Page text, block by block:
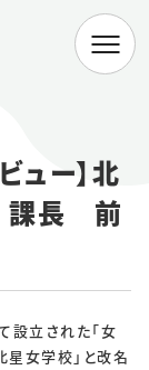
ュー】北
課長 前
設立された「女
星女学校」と改名